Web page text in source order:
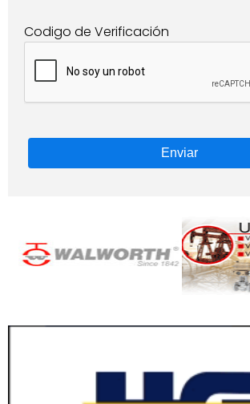
Codigo de Verificación
Enviar